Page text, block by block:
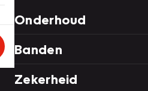
Onderhoud
Banden
Zekerheid